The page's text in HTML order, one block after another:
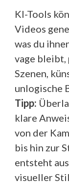
KI-Tools
Videos
was du
vage
Szenen,
unlogische
Tipp:
klare
von der
bis hin zur
entsteht
visueller